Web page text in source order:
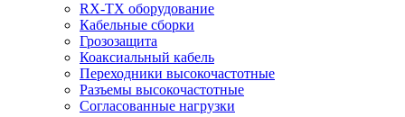
RX-TX оборудование
Кабельные сборки
Грозозащита
Коаксиальный кабель
Переходники высокочастотные
Разъемы высокочастотные
Согласованные нагрузки